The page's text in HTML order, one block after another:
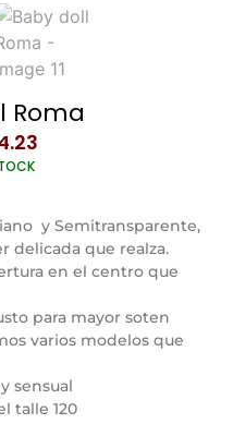
Roma
y Semitransparente,
delicada que realza.
en el centro que
para mayor soten
varios modelos que
sensual
talle 120